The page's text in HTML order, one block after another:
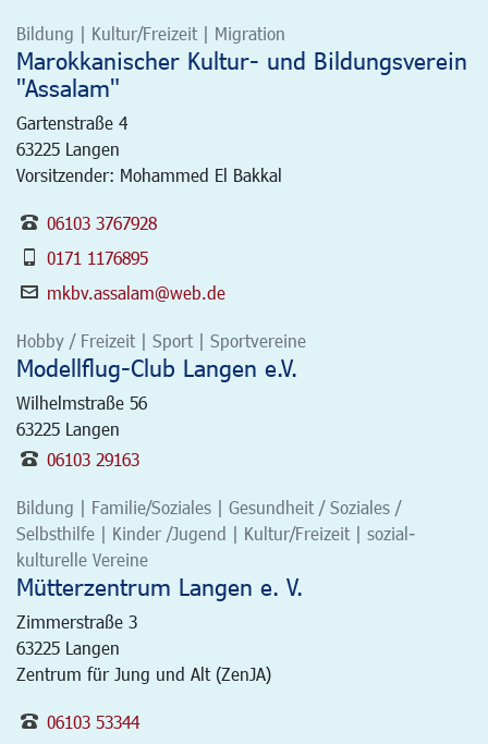
Bildung | Kultur/Freizeit | Migration
Marokkanischer Kultur- und Bildungsverein
"Assalam"
Gartenstraße 4
63225 Langen
Vorsitzender: Mohammed El Bakkal
06103 3767928
0171 1176895
mkbv.assalam@web.de
Hobby / Freizeit | Sport | Sportvereine
Modellflug-Club Langen e.V.
Wilhelmstraße 56
63225 Langen
06103 29163
Bildung | Familie/Soziales | Gesundheit / Soziales /
Selbsthilfe | Kinder /Jugend | Kultur/Freizeit | sozial-
kulturelle Vereine
Mütterzentrum Langen e. V.
Zimmerstraße 3
63225 Langen
Zentrum für Jung und Alt (ZenJA)
06103 53344